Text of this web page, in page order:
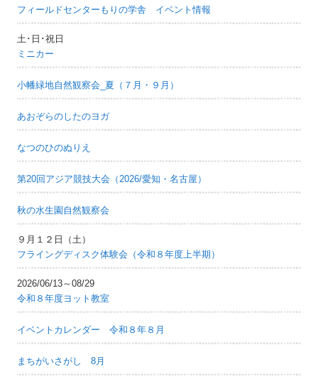
フィールドセンターもりの学舎 イベント情報
土･日･祝日
ミニカー
小幡緑地自然観察会_夏（７月・９月）
あおぞらのしたのヨガ
なつのひのぬりえ
第20回アジア競技大会（2026/愛知・名古屋）
秋の水生園自然観察会
９月１２日（土）
フライングディスク体験会（令和８年度上半期）
2026/06/13～08/29
令和８年度ヨット教室
イベントカレンダー 令和８年８月
まちがいさがし 8月